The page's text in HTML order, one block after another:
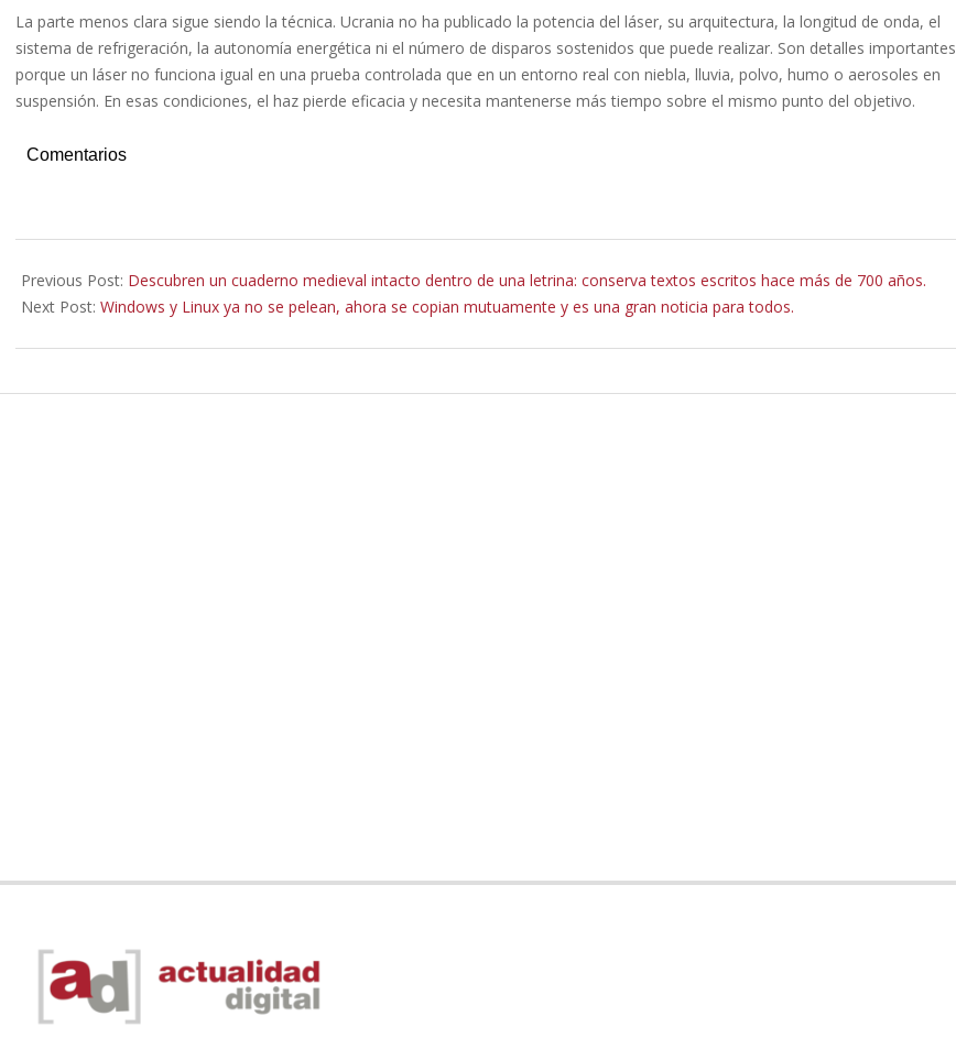
La parte menos clara sigue siendo la técnica. Ucrania no ha publicado la potencia del láser, su arquitectura, la longitud de onda, el
sistema de refrigeración, la autonomía energética ni el número de disparos sostenidos que puede realizar. Son detalles importantes
porque un láser no funciona igual en una prueba controlada que en un entorno real con niebla, lluvia, polvo, humo o aerosoles en
suspensión. En esas condiciones, el haz pierde eficacia y necesita mantenerse más tiempo sobre el mismo punto del objetivo.
Comentarios
05-
15
Previous Post: Descubren un cuaderno medieval intacto dentro de una letrina: conserva textos escritos hace más de 700 años.
Next Post: Windows y Linux ya no se pelean, ahora se copian mutuamente y es una gran noticia para todos.